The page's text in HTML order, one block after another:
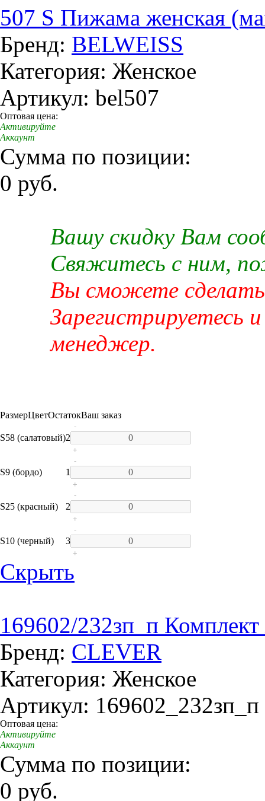
507 S Пижама женская
Бренд: BELWEISS
Категория: Женское
Артикул: bel507
Оптовая цена:
Активируйте
Аккаунт
Сумма по позиции:
0 руб.
Вашу скидку Вам
Свяжитесь с ним,
Вы сможете сделать
Зарегистрируетесь
менеджер.
РазмерЦветОстатокВаш заказ
S58 (салатовый)2
-
+
S9 (бордо) 1
-
+
S25 (красный) 2
-
+
S10 (черный) 3
-
+
Скрыть
169602/232зп_п
Бренд: CLEVER
Категория: Женское
Артикул: 169602_232зп_п
Оптовая цена:
Активируйте
Аккаунт
Сумма по позиции:
0 руб.